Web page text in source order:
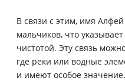
В связи с этим, имя
мальчиков, что
чистотой. Эту связь
где реки или водные
и имеют особое значение.